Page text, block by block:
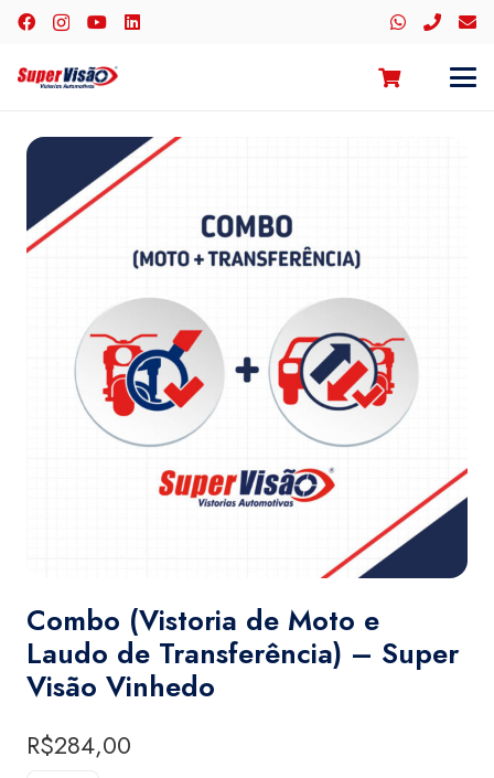
Combo (Vistoria de Moto e
Laudo de Transferência) – Super
Visão Vinhedo
R$284,00